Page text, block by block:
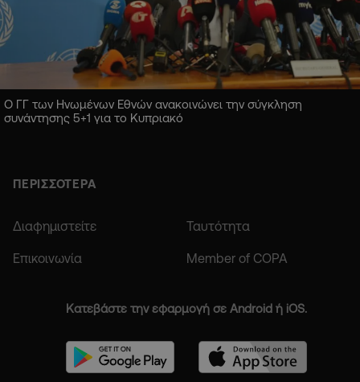
Ο ΓΓ των Ηνωμένων Εθνών ανακοινώνει την σύγκληση
συνάντησης 5+1 για το Κυπριακό
ΠΕΡΙΣΣΟΤΕΡΑ
Διαφημιστείτε Ταυτότητα
Επικοινωνία Member of COPA
Κατεβάστε την εφαρμογή σε Android ή iOS.